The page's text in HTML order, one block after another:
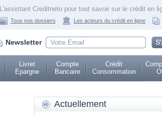
L'assistant Creditneto pour tout savoir sur le crédit en
Tous nos dossiers Les acteurs du crédit en ligne
Newsletter
Livret
Epargne
Compte
Bancaire
Crédit
Consommation
Actuellement